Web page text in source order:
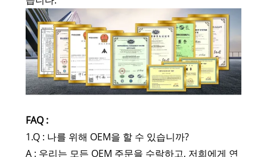
FAQ :
1.Q : 나를 위해 OEM을 할 수 있습니까?
A : 우리는 모든 OEM 주문을 수락하고, 저희에게 연